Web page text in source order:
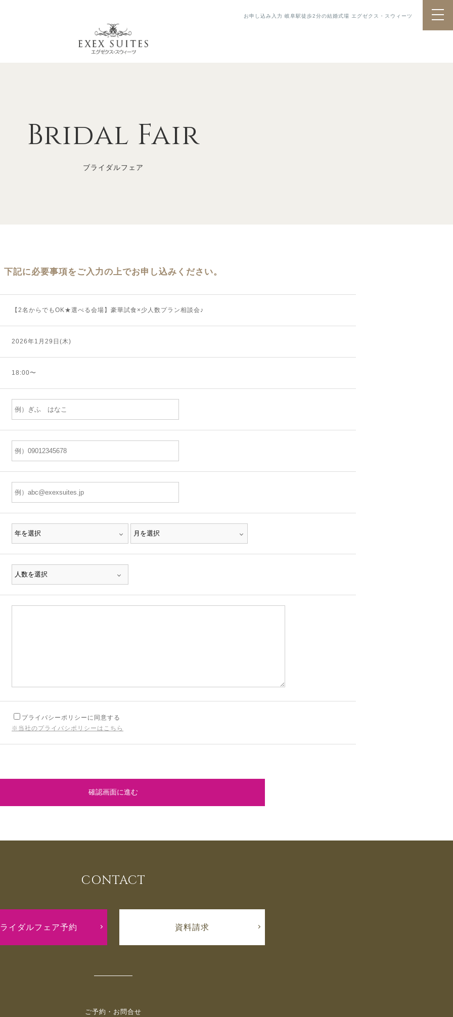
お申し込み入力 岐阜駅徒歩2分の結婚式場 エグゼクス・スウィーツ
Bridal Fair
ブライダルフェア
下記に必要事項をご入力の上でお申し込みください。
【2名からでもOK★選べる会場】豪華試食×少人数プラン相談会♪
2026年1月29日(木)
18:00〜
プライバシーポリシーに同意する
※当社のプライバシポリシーはこちら
確認画面に進む
CONTACT
イダルフェア予約 資料請求
ご予約・お問合せ